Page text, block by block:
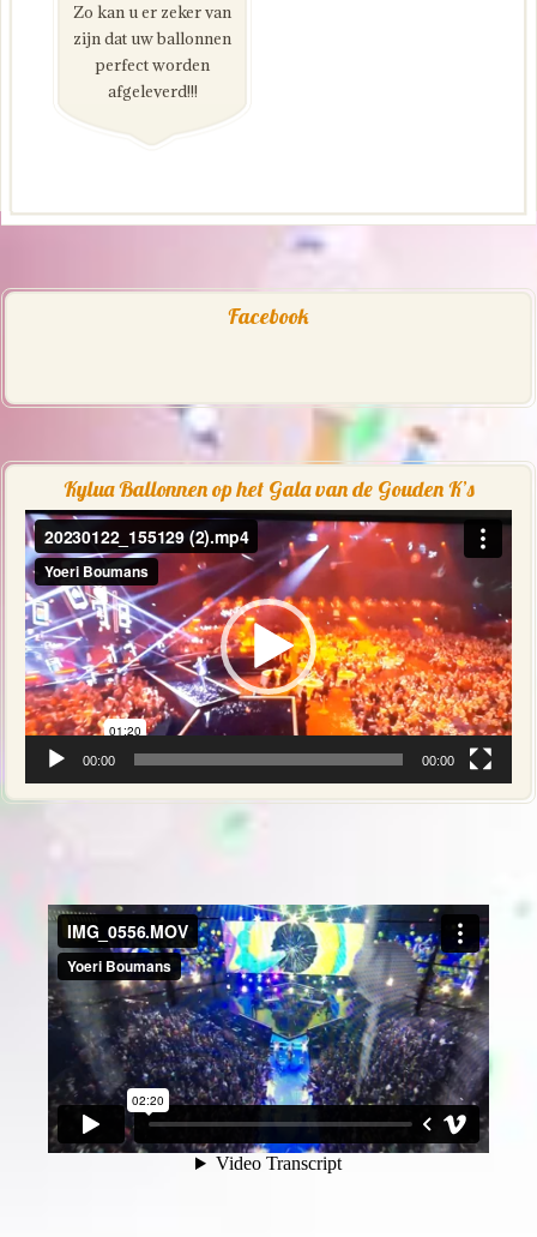
Zo kan u er zeker van
zijn dat uw ballonnen
perfect worden
afgeleverd!!!
Facebook
Kylua Ballonnen op het Gala van de Gouden K’s
Videospeler
00:00 00:00